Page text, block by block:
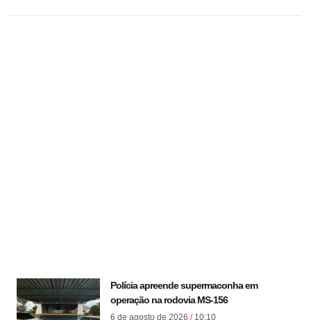
Polícia apreende supermaconha em
operação na rodovia MS-156
6 de agosto de 2026 10:10